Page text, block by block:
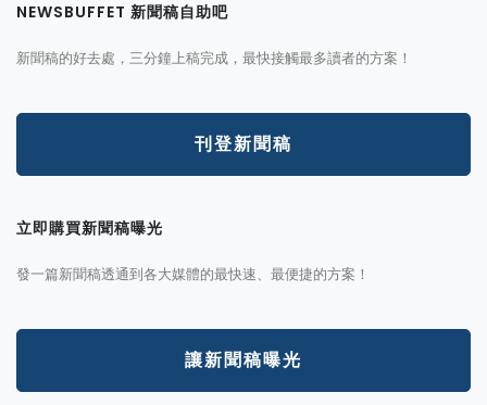
NEWSBUFFET 新聞稿自助吧
新聞稿的好去處，三分鐘上稿完成，最快接觸最多讀者的方案！
刊登新聞稿
立即購買新聞稿曝光
發一篇新聞稿透通到各大媒體的最快速、最便捷的方案！
讓新聞稿曝光